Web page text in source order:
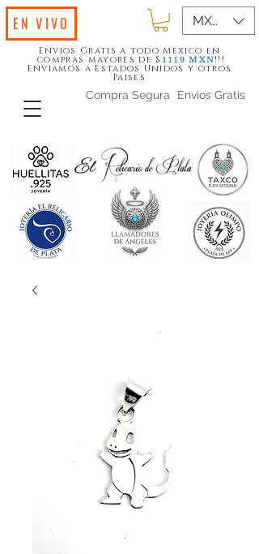
Envios Gratis
Compra Segura
Envios Gratis a todo Mexico en
compras mayores de $ 1119 MXN!!!
Enviamos a Estados Unidos y otros
Paises
MXN ($)
EN VIVO